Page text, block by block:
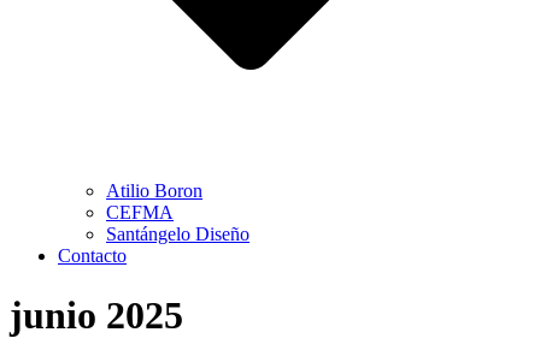
Atilio Boron
CEFMA
Santángelo Diseño
Contacto
junio 2025